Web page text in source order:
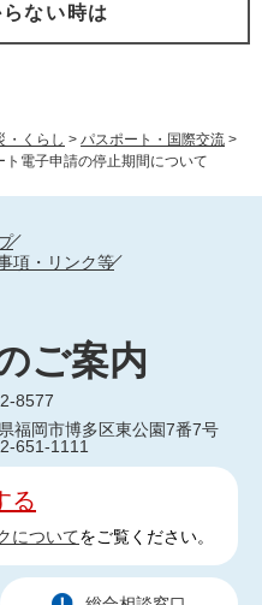
・くらし > パスポート・国際交流 >
ト電子申請の停止期間について
ない時は
項・リンク等
ご案内
8577
福岡市博多区東公園7番7号
651-1111
る
についてをご覧ください。